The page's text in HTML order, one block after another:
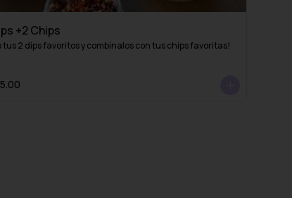
+2 Chips
tus 2 dips favoritos y combínalos con tus chips favoritas!